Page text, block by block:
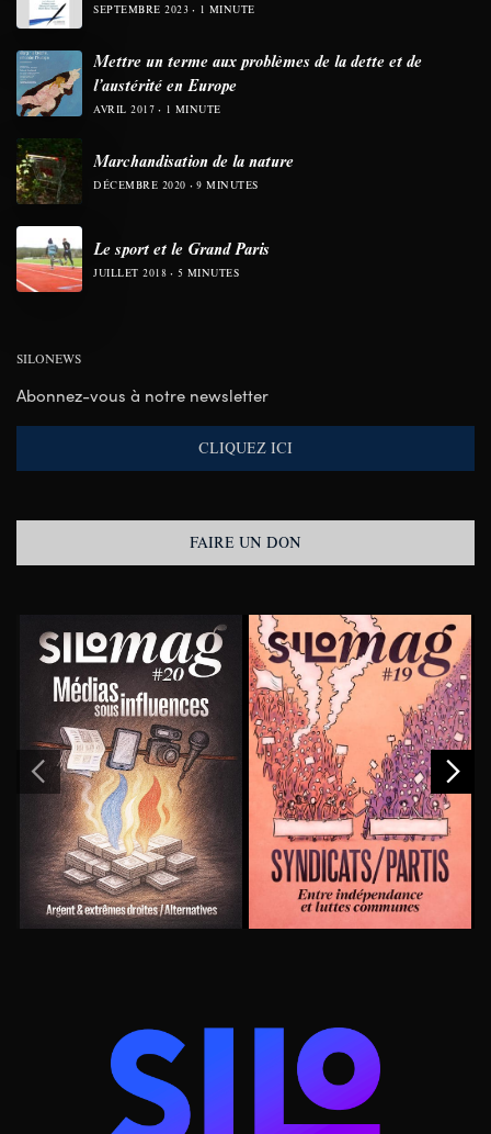
SEPTEMBRE 2023 1 MINUTE
Mettre un terme aux problèmes de la dette et de
l’austérité en Europe
AVRIL 2017 1 MINUTE
Marchandisation de la nature
DÉCEMBRE 2020 9 MINUTES
Le sport et le Grand Paris
JUILLET 2018 5 MINUTES
SILONEWS
Abonnez-vous à notre newsletter
CLIQUEZ ICI
FAIRE UN DON